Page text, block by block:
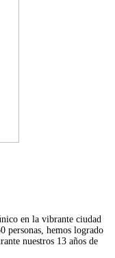
en la vibrante ciudad
personas, hemos logrado
nuestros 13 años de